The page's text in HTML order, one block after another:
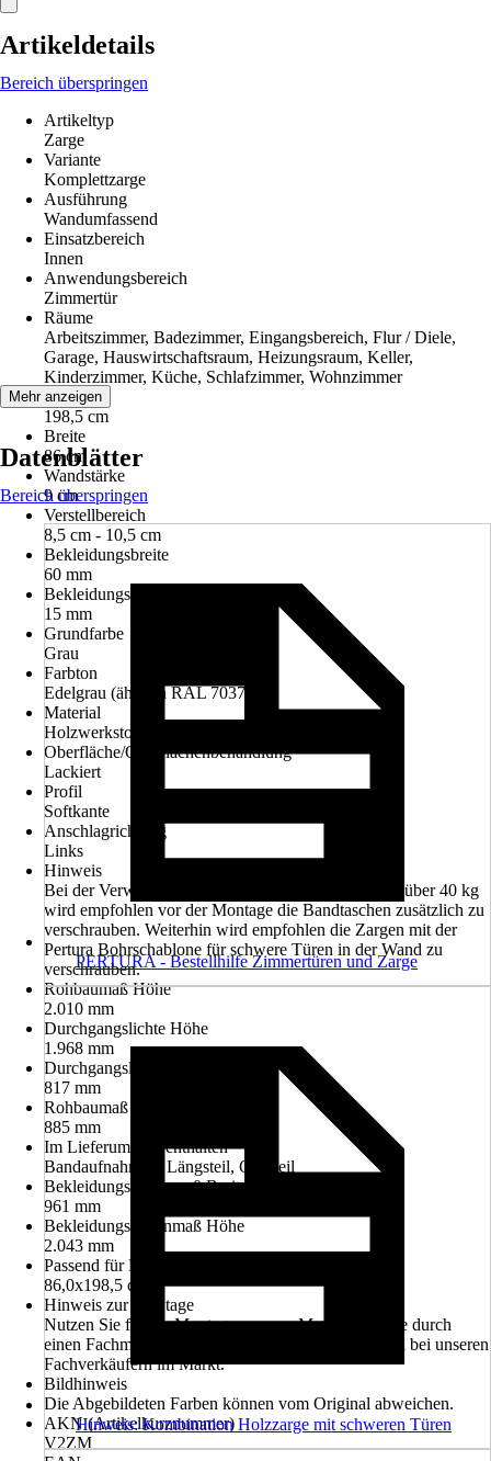
Artikeldetails
Bereich überspringen
Artikeltyp
Zarge
Variante
Komplettzarge
Ausführung
Wandumfassend
Einsatzbereich
Innen
Anwendungsbereich
Zimmertür
Räume
Arbeitszimmer, Badezimmer, Eingangsbereich, Flur / Diele,
Garage, Hauswirtschaftsraum, Heizungsraum, Keller,
Kinderzimmer, Küche, Schlafzimmer, Wohnzimmer
Höhe
198,5 cm
Breite
86 cm
Wandstärke
9 cm
Verstellbereich
8,5 cm - 10,5 cm
Bekleidungsbreite
60 mm
Bekleidungsstärke Zarge
15 mm
Grundfarbe
Grau
Farbton
Edelgrau (ähnlich RAL 7037)
Material
Holzwerkstoff
Oberfläche/Oberflächenbehandlung
Lackiert
Profil
Softkante
Anschlagrichtung
Links
Hinweis
Bei der Verwendung von Türen mit einem Gewicht über 40 kg
wird empfohlen vor der Montage die Bandtaschen zusätzlich zu
verschrauben. Weiterhin wird empfohlen die Zargen mit der
Pertura Bohrschablone für schwere Türen in der Wand zu
verschrauben.
Rohbaumaß Höhe
2.010 mm
Durchgangslichte Höhe
1.968 mm
Durchgangslichte Breite
817 mm
Rohbaumaß Breite
885 mm
Im Lieferumfang enthalten
Bandaufnahmen, Längsteil, Querteil
Bekleidungsaußenmaß Breite
961 mm
Bekleidungsaußenmaß Höhe
2.043 mm
Passend für Normtür
86,0x198,5 cm
Hinweis zur Montage
Nutzen Sie für die Montage unseren Montageservice durch
einen Fachmann. Informieren Sie sich unverbindlich bei unseren
Fachverkäufern im Markt.
Bildhinweis
Die Abgebildeten Farben können vom Original abweichen.
AKN (Artikelkurznummer)
V2ZM
Mehr anzeigen
Datenblätter
Bereich überspringen
PERTURA - Bestellhilfe Zimmertüren und Zarge
Hinweis: Kombination Holzzarge mit schweren Türen